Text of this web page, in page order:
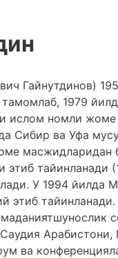
Гайнутдинов)
1979
ислом номли
Сибир ва Уфа
масжидларидан
тайинланади
У 1994 йилда
этиб
ва